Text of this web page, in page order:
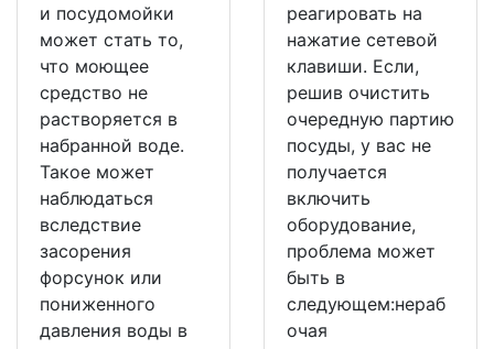
и посудомойки
может стать то,
что моющее
средство не
растворяется в
набранной воде.
Такое может
наблюдаться
вследствие
засорения
форсунок или
пониженного
давления воды в
реагировать на
нажатие сетевой
клавиши. Если,
решив очистить
очередную партию
посуды, у вас не
получается
включить
оборудование,
проблема может
быть в
следующем:нераб
очая